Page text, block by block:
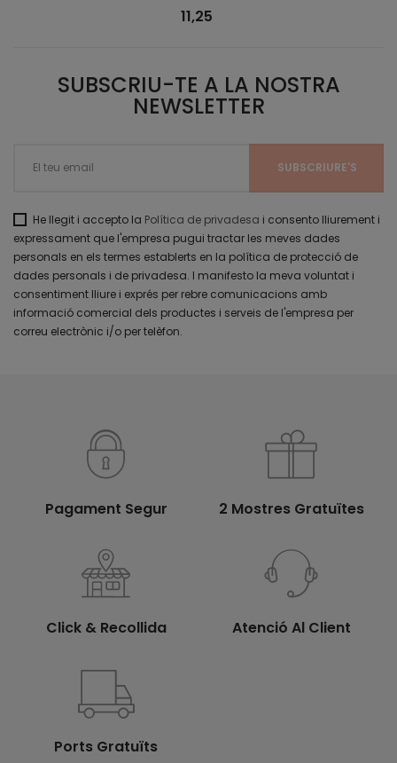
11,25
SUBSCRIU-TE A LA NOSTRA
NEWSLETTER
He llegit i accepto la Política de privadesa i consento lliurement i
expressament que l'empresa pugui tractar les meves dades
personals en els termes establerts en la política de protecció de
dades personals i de privadesa. I manifesto la meva voluntat i
consentiment lliure i exprés per rebre comunicacions amb
informació comercial dels productes i serveis de l'empresa per
correu electrònic i/o per telèfon.
Pagament Segur 2 Mostres Gratuïtes
Click & Recollida Atenció Al Client
Ports Gratuïts